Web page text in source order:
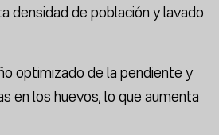
densidad de población y lavado
optimizado de la pendiente y
en los huevos, lo que aumenta